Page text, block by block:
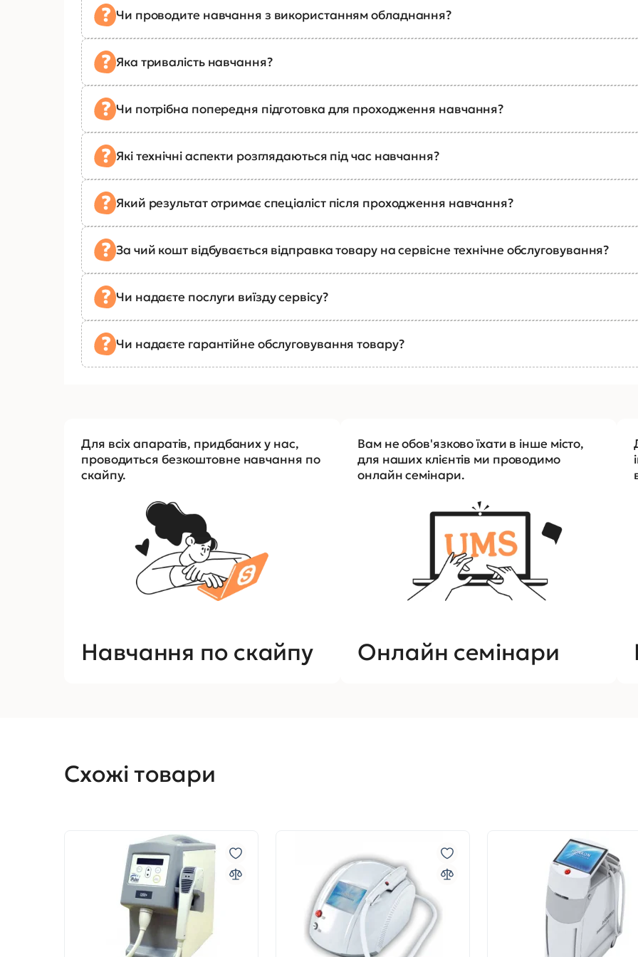
Чи проводите навчання з використанням обладнання?
Яка тривалість навчання?
Чи потрібна попередня підготовка для проходження навчання?
Які технічні аспекти розглядаються під час навчання?
Який результат отримає спеціаліст після проходження навчання?
За чий кошт відбувається відправка товару на сервісне технічне обслуговування?
Чи надаєте послуги виїзду сервісу?
Чи надаєте гарантійне обслуговування товару?
Для всіх апаратів, придбаних у нас,
проводиться безкоштовне навчання по
скайпу.
Навчання по скайпу
Вам не обов'язково їхати в інше місто,
для наших клієнтів ми проводимо
онлайн семінари.
Онлайн семінари
Схожі товари